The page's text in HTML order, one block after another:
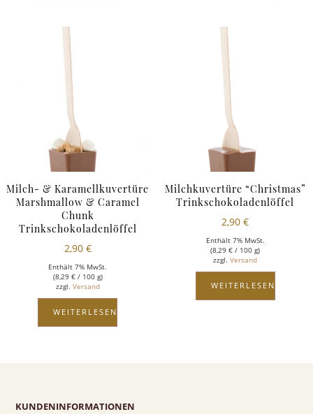
Milch- & Karamellkuvertüre
Marshmallow & Caramel
Chunk
Trinkschokoladenlöffel
2,90 €
Enthält 7% MwSt.
(8,29 €/ 100 g)
zzgl. Versand
WEITERLESEN
Milchkuvertüre “Christmas”
Trinkschokoladenlöffel
2,90€
Enthält 7% MwSt.
(8,29€ / 100 g)
zzgl.Versand
WEITERLESEN
KUNDENINFORMATIONEN